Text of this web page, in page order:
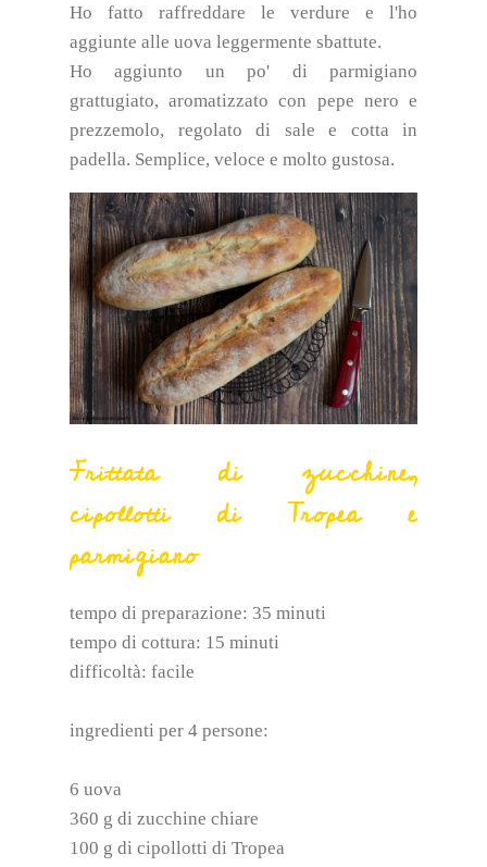
Ho fatto raffreddare le verdure e l'ho
aggiunte alle uova leggermente sbattute.
Ho aggiunto un po' di parmigiano
grattugiato, aromatizzato con pepe nero e
prezzemolo, regolato di sale e cotta in
padella. Semplice, veloce e molto gustosa.
Frittata di zucchine,
cipollotti di Tropea e
parmigiano
tempo di preparazione: 35 minuti
tempo di cottura: 15 minuti
difficoltà: facile
ingredienti per 4 persone:
6 uova
360 g di zucchine chiare
100 g di cipollotti di Tropea